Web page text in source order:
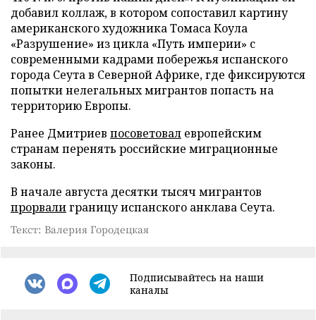
добавил коллаж, в котором сопоставил картину
американского художника Томаса Коула
«Разрушение» из цикла «Путь империи» с
современными кадрами побережья испанского
города Сеута в Северной Африке, где фиксируются
попытки нелегальных мигрантов попасть на
территорию Европы.
Ранее Дмитриев посоветовал европейским
странам перенять российские миграционные
законы.
В начале августа десятки тысяч мигрантов
прорвалиграницу испанского анклава Сеута.
Текст: Валерия Городецкая
Подписывайтесь на наши
каналы